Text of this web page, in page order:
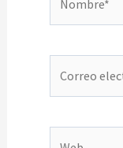
electrónico*